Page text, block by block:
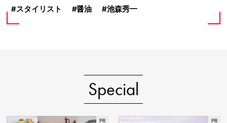
スタイリスト 醤油 池森秀一
Special